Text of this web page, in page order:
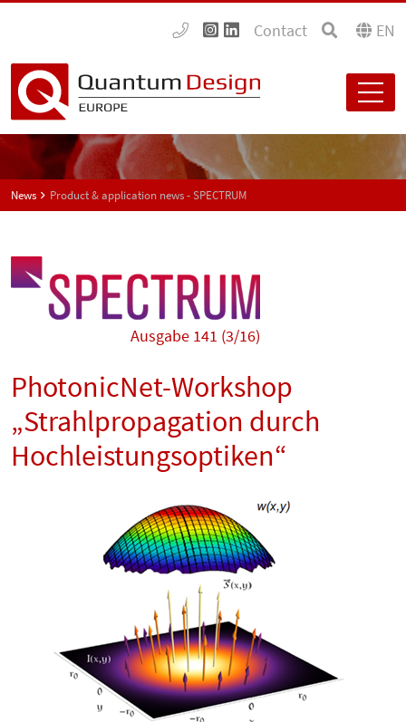
Contact EN
News Product & application news - SPECTRUM
Ausgabe 141 (3/16)
PhotonicNet-Workshop
„Strahlpropagation durch
Hochleistungsoptiken“